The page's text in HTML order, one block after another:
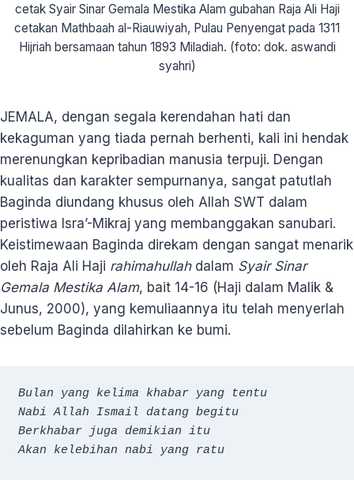
cetak Syair Sinar Gemala Mestika Alam gubahan Raja Ali Haji
cetakan Mathbaah al-Riauwiyah, Pulau Penyengat pada 1311
Hijriah bersamaan tahun 1893 Miladiah. (foto: dok. aswandi
syahri)
JEMALA, dengan segala kerendahan hati dan
kekaguman yang tiada pernah berhenti, kali ini hendak
merenungkan kepribadian manusia terpuji. Dengan
kualitas dan karakter sempurnanya, sangat patutlah
Baginda diundang khusus oleh Allah SWT dalam
peristiwa Isra’-Mikraj yang membanggakan sanubari.
Keistimewaan Baginda direkam dengan sangat menarik
oleh Raja Ali Haji rahimahullahdalam Syair Sinar
Gemala Mestika Alam, bait 14-16 (Haji dalam Malik &
Junus, 2000), yang kemuliaannya itu telah menyerlah
sebelum Baginda dilahirkan ke bumi.
Bulan yang kelima khabar yang tentu
Nabi Allah Ismail datang begitu
Berkhabar juga demikian itu
Akan kelebihan nabi yang ratu